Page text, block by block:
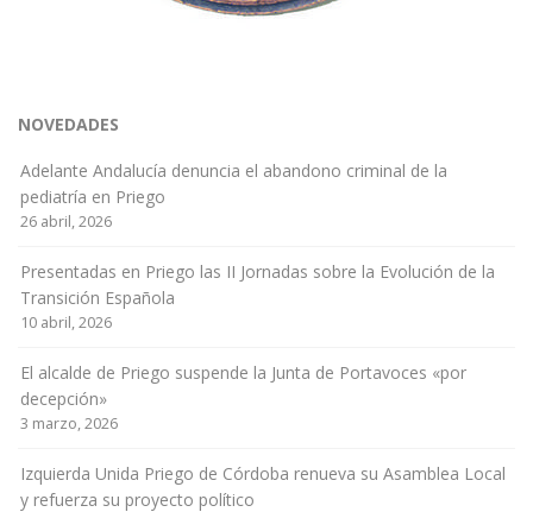
NOVEDADES
Adelante Andalucía denuncia el abandono criminal de la
pediatría en Priego
26 abril, 2026
Presentadas en Priego las II Jornadas sobre la Evolución de la
Transición Española
10 abril, 2026
El alcalde de Priego suspende la Junta de Portavoces «por
decepción»
3 marzo, 2026
Izquierda Unida Priego de Córdoba renueva su Asamblea Local
y refuerza su proyecto político